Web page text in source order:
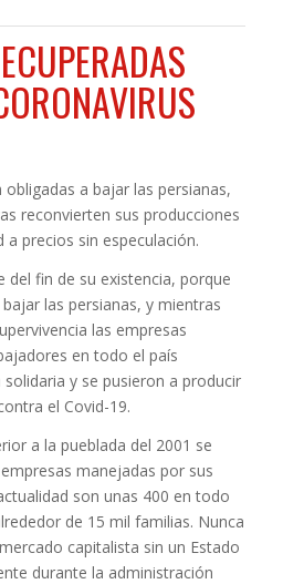
a bajar las persianas,
reconvierten sus producciones
a precios sin especulación.
del fin de su existencia, porque
las persianas, y mientras
las empresas
en todo el país
y se pusieron a producir
el Covid-19.
a la pueblada del 2001 se
manejadas por sus
son unas 400 en todo
de 15 mil familias. Nunca
capitalista sin un Estado
durante la administración